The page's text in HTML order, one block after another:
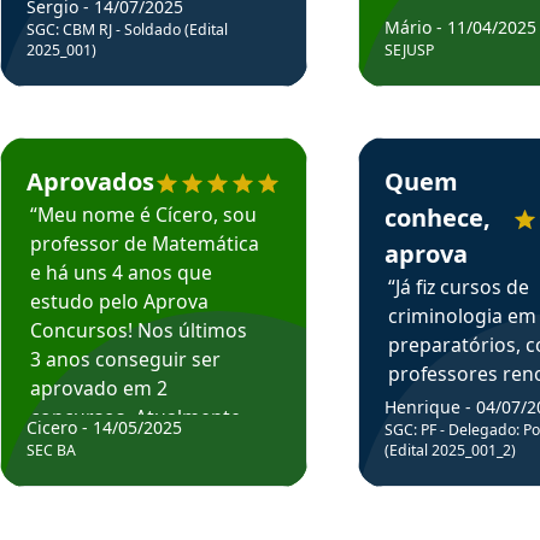
em depoimento
Sergio - 14/07/2025
SGC: CBM RJ - Soldado (Edital
2025_001)
Estudante Cicero recomenda o Aprova Concursos em depoimento
Aprovados
“Meu nome é Cícero, sou
professor de Matemática
e há uns 4 anos que
estudo pelo Aprova
Concursos! Nos últimos
3 anos conseguir ser
aprovado em 2
concursos. Atualmente,
estou atuando como
Cicero - 14/05/2025
SEC BA
Mário - 11/04/2025
SEJUSP
Estudante Henrique
Quem
conhece,
aprova
“Já fiz cursos de
criminologia em
preparatórios,
professores
fiz curso em pós
graduação.
Professor do
sem dúvida, o
Henrique - 04/07/
SGC: PF - Delegado:
(Edital 2025_001_2)